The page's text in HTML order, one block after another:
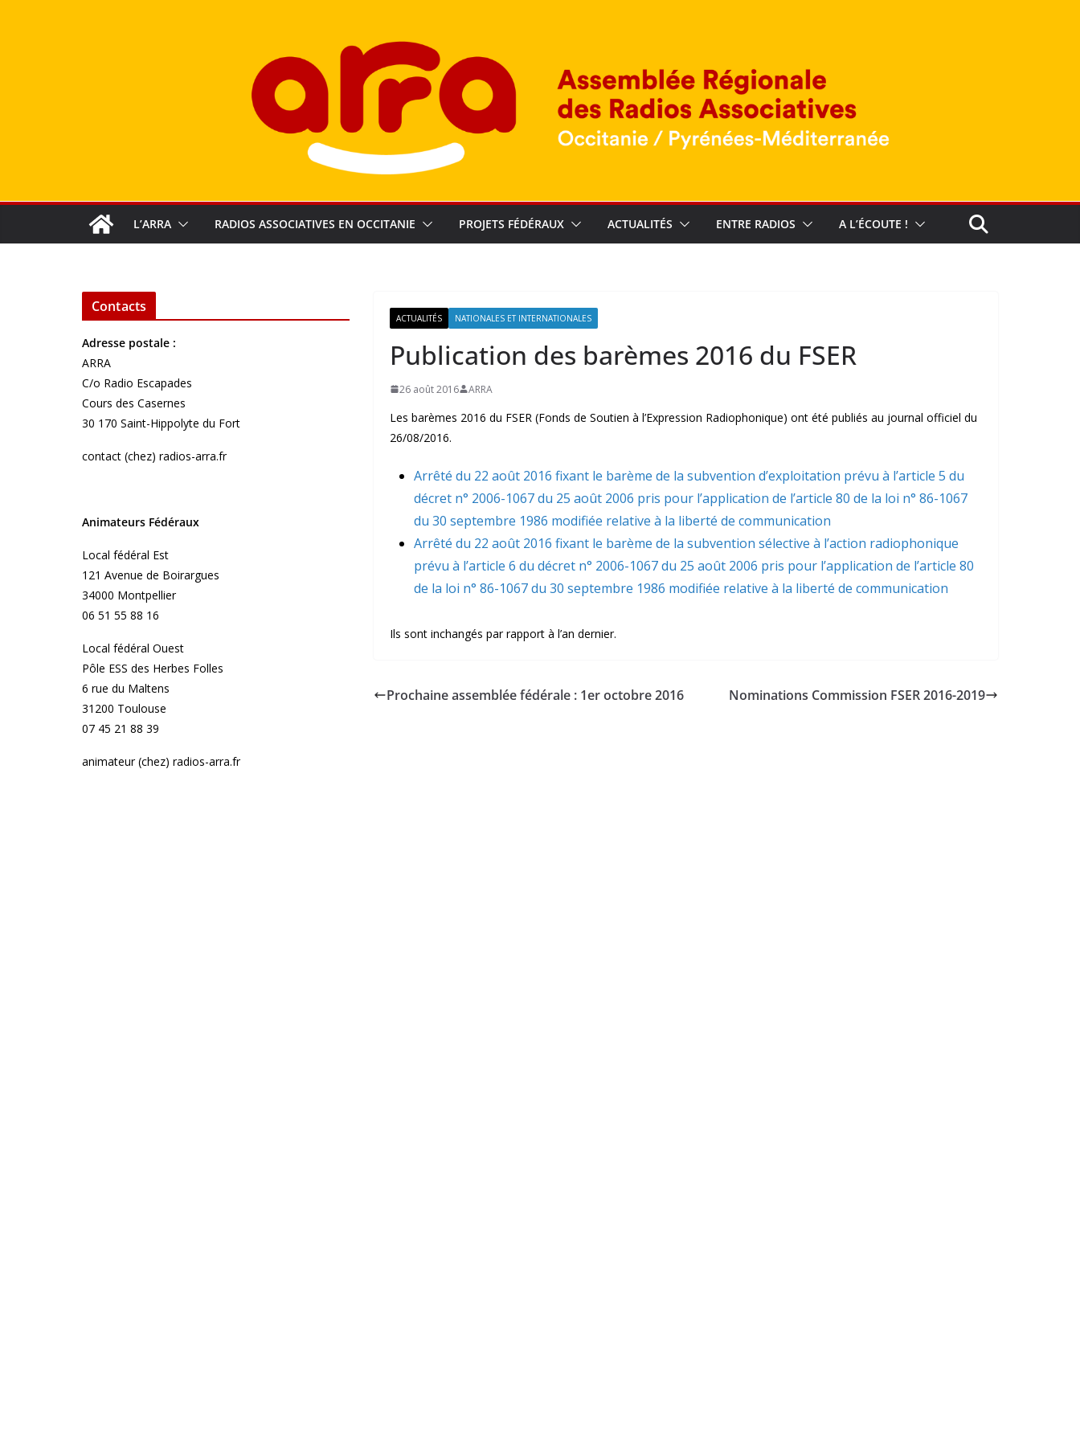
L’ARRA RADIOS ASSOCIATIVES EN OCCITANIE PROJETS FÉDÉRAUX ACTUALITÉS ENTRE RADIOS A L’ÉCOUTE !
ACTUALITÉS NATIONALES ET INTERNATIONALES
Publication des barèmes 2016 du FSER
26 août 2016 ARRA
Les barèmes 2016 du FSER (Fonds de Soutien à l’Expression Radiophonique) ont été publiés au journal officiel du
26/08/2016.
Arrêté du 22 août 2016 fixant le barème de la subvention d’exploitation prévu à l’article 5 du
décret n° 2006-1067 du 25 août 2006 pris pour l’application de l’article 80 de la loi n° 86-1067
du 30 septembre 1986 modifiée relative à la liberté de communication
Arrêté du 22 août 2016 fixant le barème de la subvention sélective à l’action radiophonique
prévu à l’article 6 du décret n° 2006-1067 du 25 août 2006 pris pour l’application de l’article 80
de la loi n° 86-1067 du 30 septembre 1986 modifiée relative à la liberté de communication
Ils sont inchangés par rapport à l’an dernier.
Prochaine assemblée fédérale : 1er octobre 2016 Nominations Commission FSER 2016-2019
Contacts
Adresse postale :
ARRA
C/o Radio Escapades
Cours des Casernes
30 170 Saint-Hippolyte du Fort
contact (chez) radios-arra.fr
Animateurs Fédéraux
Local fédéral Est
121 Avenue de Boirargues
34000 Montpellier
06 51 55 88 16
Local fédéral Ouest
Pôle ESS des Herbes Folles
6 rue du Maltens
31200 Toulouse
07 45 21 88 39
animateur (chez) radios-arra.fr